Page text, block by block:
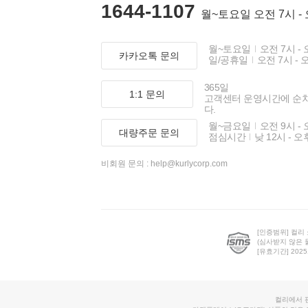
1644-1107 월~토요일 오전 7시 -
카카오톡 문의
월~토요일
오전 7시 -
일/공휴일
오전 7시 -
1:1 문의
365일
고객센터 운영시간에 순
다.
대량주문 문의
월~금요일
오전 9시 -
점심시간
낮 12시 - 오
비회원 문의 : help@kurlycorp.com
[인증범위] 컬리
(심사받지 않은
[유효기간]
컬리에서